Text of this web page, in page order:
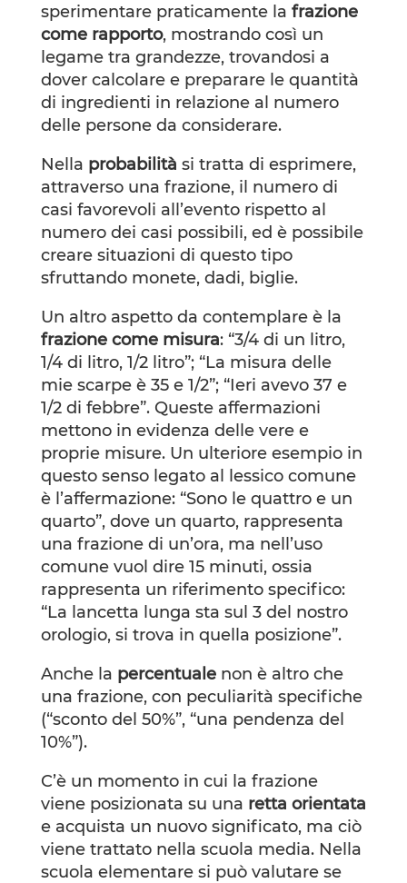
sperimentare praticamente la frazione
come rapporto, mostrando così un
legame tra grandezze, trovandosi a
dover calcolare e preparare le quantità
di ingredienti in relazione al numero
delle persone da considerare.
Nella probabilità si tratta di esprimere,
attraverso una frazione, il numero di
casi favorevoli all’evento rispetto al
numero dei casi possibili, ed è possibile
creare situazioni di questo tipo
sfruttando monete, dadi, biglie.
Un altro aspetto da contemplare è la
frazione come misura: “3/4 di un litro,
1/4 di litro, 1/2 litro”; “La misura delle
mie scarpe è 35 e 1/2”; “Ieri avevo 37 e
1/2 di febbre”. Queste affermazioni
mettono in evidenza delle vere e
proprie misure. Un ulteriore esempio in
questo senso legato al lessico comune
è l’affermazione: “Sono le quattro e un
quarto”, dove un quarto, rappresenta
una frazione di un’ora, ma nell’uso
comune vuol dire 15 minuti, ossia
rappresenta un riferimento specifico:
“La lancetta lunga sta sul 3 del nostro
orologio, si trova in quella posizione”.
Anche la percentualenon è altro che
una frazione, con peculiarità specifiche
(“sconto del 50%”, “una pendenza del
10%”).
C’è un momento in cui la frazione
viene posizionata su una retta orientata
e acquista un nuovo significato, ma ciò
viene trattato nella scuola media. Nella
scuola elementare si può valutare se